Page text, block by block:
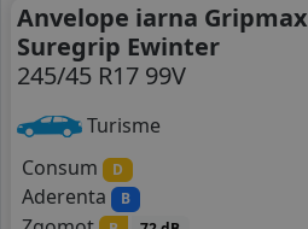
Anvelope iarna Gripmax
Suregrip Ewinter
245/45 R17 99V
Turisme
Consum
D
Aderenta B